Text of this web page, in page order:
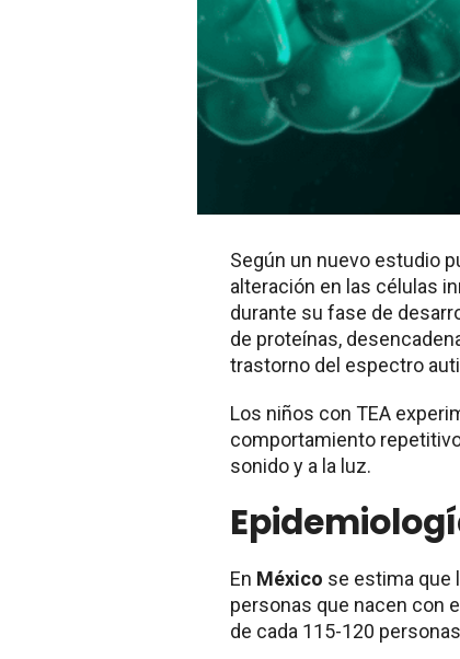
Según un nuevo estudio
alteración en las células
durante su fase de
de proteínas,
trastorno del espectro
Los niños con TEA
comportamiento
sonido y a la luz.
En México se estima que
personas que nacen con
de cada 115-120